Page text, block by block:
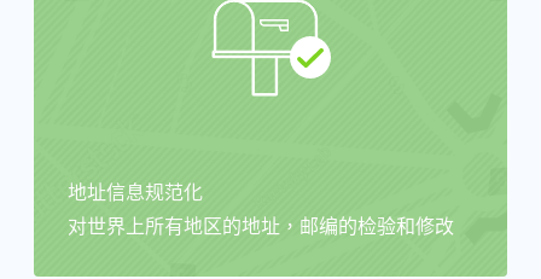
地址信息规范化
对世界上所有地区的地址，邮编的检验和修改